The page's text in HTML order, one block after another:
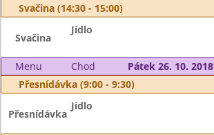
Svačina (14:30 - 15:00)
Svačina
Jídlo
Menu Chod
Pátek 26. 10. 2018
Přesnídávka (9:00 - 9:30)
Přesnídávka
Jídlo